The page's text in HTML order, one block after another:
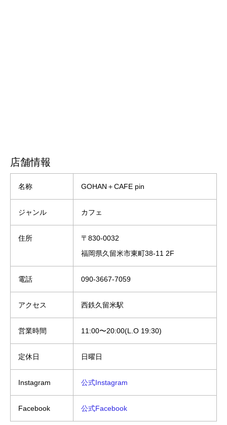
店舗情報
名称 GOHAN＋CAFE pin
ジャンル カフェ
住所
〒830-0032
福岡県久留米市東町38-11 2F
電話 090-3667-7059
アクセス 西鉄久留米駅
営業時間 11:00〜20:00(L.O 19:30)
定休日 日曜日
Instagram 公式Instagram
Facebook 公式Facebook